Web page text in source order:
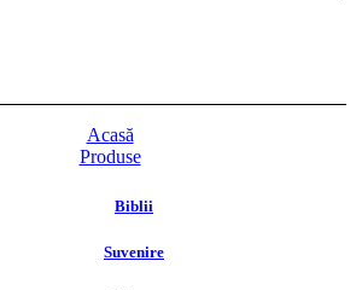
Acasă
Produse
Biblii
Suvenire